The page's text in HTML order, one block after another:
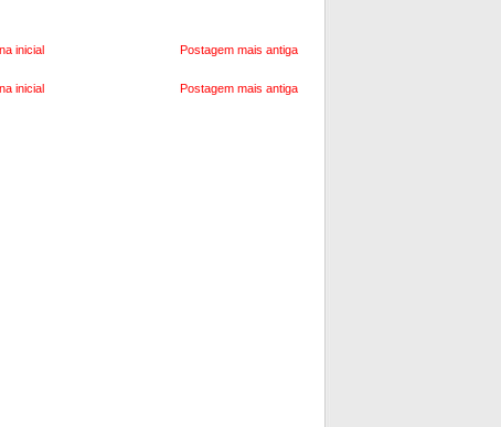
Postagem mais antiga
inicial
Postagem mais antiga
inicial